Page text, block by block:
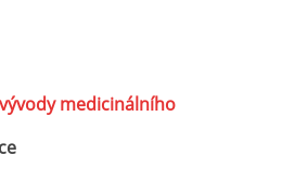
medicinálního